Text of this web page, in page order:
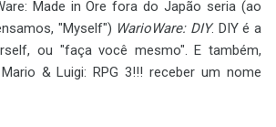
Made in Ore fora do Japão seria (ao
"Myself") WarioWare: DIY. DIY é a
ou "faça você mesmo". E também,
& Luigi: RPG 3!!! receber um nome